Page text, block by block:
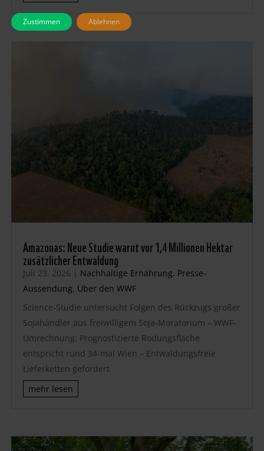
Amazonas: Neue Studie warnt vor 1,4 Millionen Hektar
zusätzlicher Entwaldung
Juli 23, 2026 | Nachhaltige Ernährung, Presse-
Aussendung, Über den WWF
Science-Studie untersucht Folgen des Rückzugs großer
Sojahändler aus freiwilligem Soja-Moratorium – WWF-
Umrechnung: Prognostizierte Rodungsfläche
entspricht rund 34-mal Wien – Entwaldungsfreie
Lieferketten gefordert
mehr lesen
Zustimmen Ablehnen